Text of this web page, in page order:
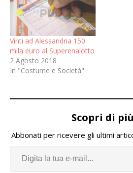
Vinti ad Alessandria 150
mila euro al Superenalotto
2 Agosto 2018
In "Costume e Società"
Scopri di
Abbonati per ricevere gli ultimi